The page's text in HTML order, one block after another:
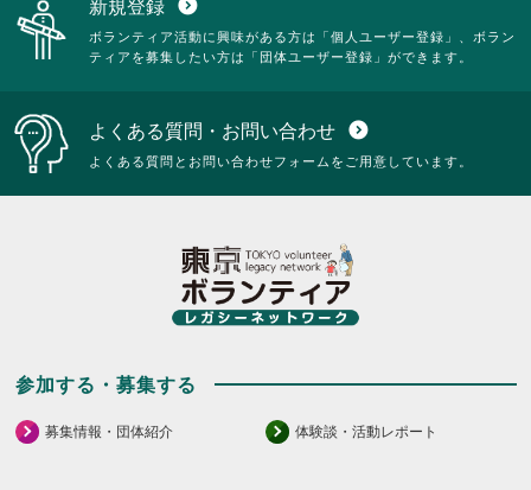
新規登録 expand_circle_down
ボランティア活動に興味がある方は「個人ユーザー登録」、ボラン
ティアを募集したい方は「団体ユーザー登録」ができます。
よくある質問・お問い合わせ expand_circle_down
よくある質問とお問い合わせフォームをご用意しています。
参加する・募集する
募集情報・団体紹介 体験談・活動レポート